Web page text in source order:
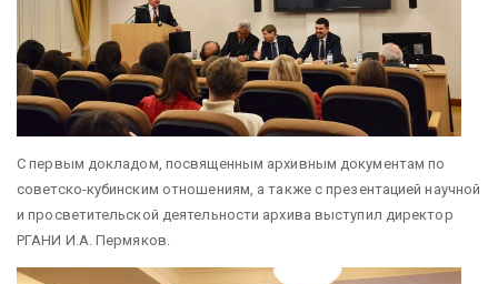
С первым докладом, посвященным архивным документам по
советско-кубинским отношениям, а также с презентацией научной
и просветительской деятельности архива выступил директор
РГАНИ И.А. Пермяков.